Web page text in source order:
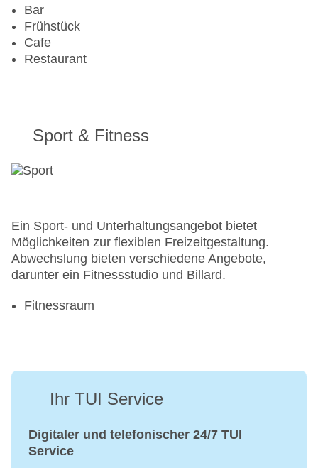
Gesamtanzahl der Zimmer: 592
Zahlungsarten: American Express, Diners Club,
Mastercard, Visa
Landeskategorie: 4 Sterne
Bar
Frühstück
Cafe
Restaurant
Sport & Fitness
Ein Sport- und Unterhaltungsangebot bietet
Möglichkeiten zur flexiblen Freizeitgestaltung.
Abwechslung bieten verschiedene Angebote,
darunter ein Fitnessstudio und Billard.
Fitnessraum
Ihr TUI Service
Digitaler und telefonischer 24/7 TUI
Service